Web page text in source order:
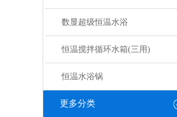
数显超级恒温水浴
恒温搅拌循环水箱(三用)
恒温水浴锅
更多分类